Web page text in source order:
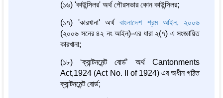
(১৬) 'কাউন্সিলর' অর্থ পৌরসভার কোন কাউন্সিলর;
(১৭) 'কারখানা' অর্থবাংলাদেশ শ্রম আইন, ২০০৬
(২০০৬ সনের ৪২ নং আইন)-এর ধারা ২(৭) এ সংজ্ঞায়িত
কারখানা;
(১৮) ‘ক্যান্টনমেন্ট বোর্ড’ অর্থ Cantonments
Act,1924 (Act No. II of 1924) এর অধীন গঠিত
ক্যান্টনমেন্ট বোর্ড;